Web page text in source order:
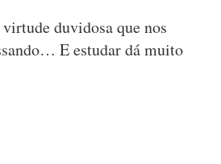
duvidosa que nos
E estudar dá muito